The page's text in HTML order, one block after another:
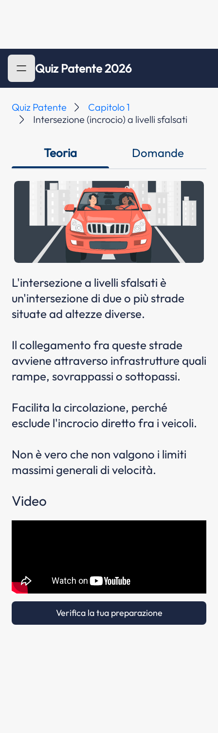
Quiz Patente 2026
Quiz Patente
Capitolo 1
Intersezione (incrocio) a livelli sfalsati
Teoria Domande
L'intersezione a livelli sfalsati è
un'intersezione di due o più strade
situate ad altezze diverse.
Il collegamento fra queste strade
avviene attraverso infrastrutture quali
rampe, sovrappassi o sottopassi.
Facilita la circolazione, perché
esclude l'incrocio diretto fra i veicoli.
Non è vero che non valgono i limiti
massimi generali di velocità.
Video
Verifica la tua preparazione